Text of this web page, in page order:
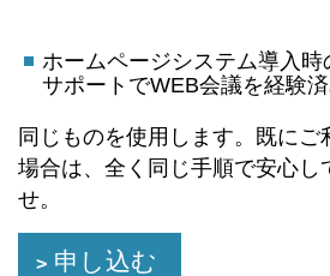
ホームページシステム導入
サポートでWEB会議を経験
同じものを使用します。既にご
場合は、全く同じ手順で安心し
せ。
申し込む